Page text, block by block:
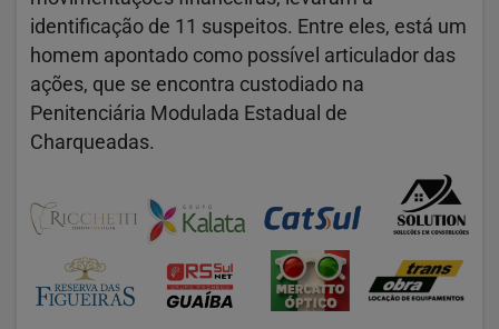
identificação de 11 suspeitos. Entre eles, está um
homem apontado como possível articulador das
ações, que se encontra custodiado na
Penitenciária Modulada Estadual de
Charqueadas.